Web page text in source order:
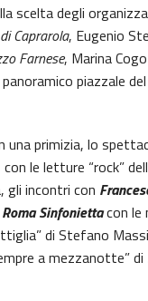
scelta degli
Caprarola, Eugenio
Farnese, Marina
piazzale
una primizia, lo
le letture “rock”
gli incontri con
Sinfoniettacon le
di Stefano
a mezzanotte” di